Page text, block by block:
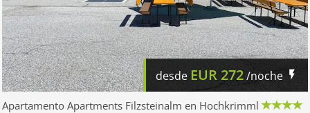
desde EUR 272/noche
Apartamento Apartments Filzsteinalm en Hochkrimml